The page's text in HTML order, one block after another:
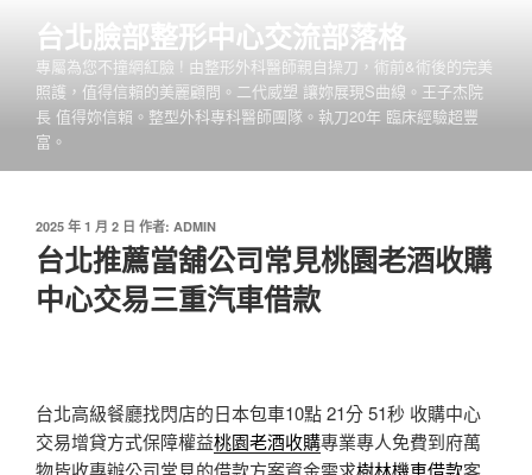
台北臉部整形中心交流部落格
專屬為您不撞網紅臉 ! 由整形外科醫師親自操刀，術前&術後的完美
照護，值得信賴的美麗顧問。二代威塑 讓妳展現S曲線。王子杰院
長 值得妳信賴。整型外科專科醫師團隊。執刀20年 臨床經驗超豐
富。
發
佈
於
2025 年 1 月 2 日 作者: ADMIN
台北推薦當舖公司常見桃園老酒收購
中心交易三重汽車借款
台北高級餐廳找閃店的日本包車10點 21分 51秒 收購中心
交易增貸方式保障權益桃園老酒收購專業專人免費到府萬
物皆收專辦公司常見的借款方案資金需求樹林機車借款客